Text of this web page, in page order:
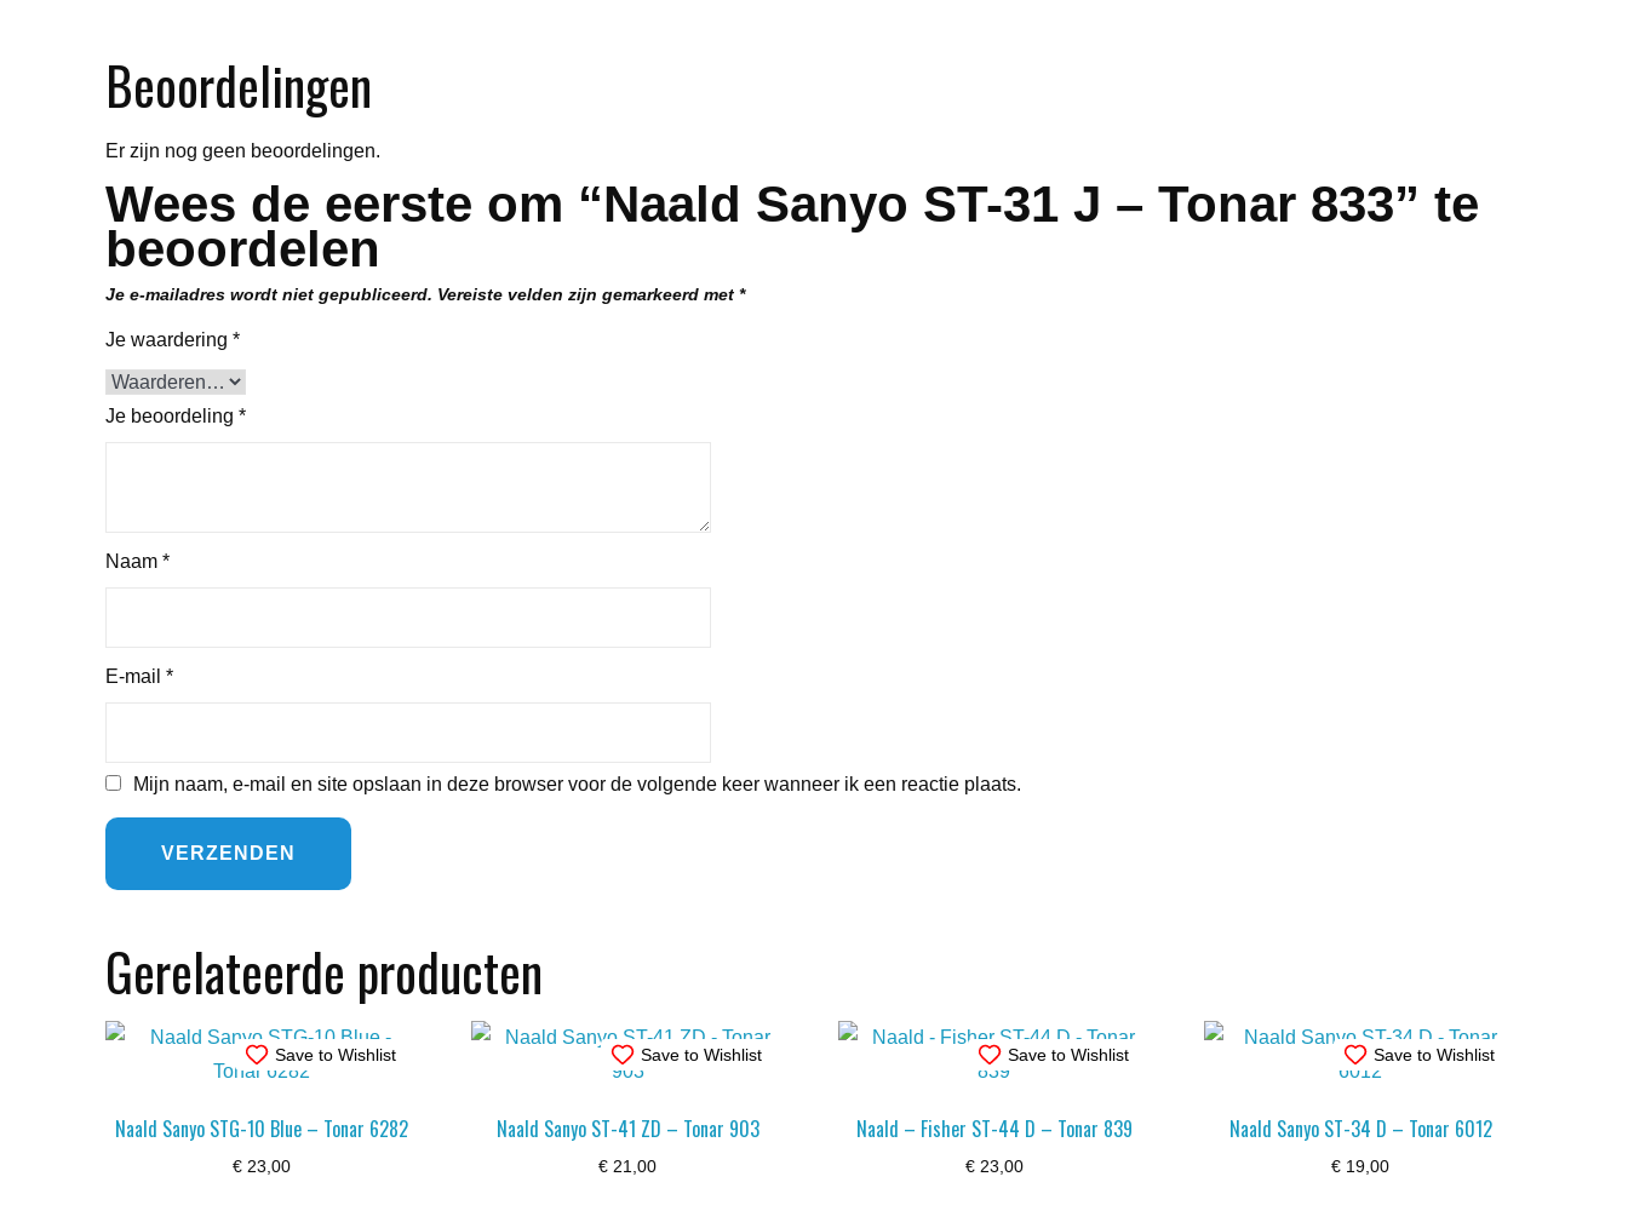
Beoordelingen
Er zijn nog geen beoordelingen.
Wees de eerste om “Naald Sanyo ST-31 J – Tonar 833” te
beoordelen
Je e-mailadres wordt niet gepubliceerd. Vereiste velden zijn gemarkeerd met *
Je waardering *
Je beoordeling *
Naam *
E-mail *
Mijn naam, e-mail en site opslaan in deze browser voor de volgende keer wanneer ik een reactie plaats.
Gerelateerde producten
Save to Wishlist
Naald Sanyo STG-10 Blue – Tonar 6282
€23,00
Save to Wishlist
Naald Sanyo ST-41 ZD – Tonar 903
€ 21,00
Save to Wishlist
Naald – Fisher ST-44 D – Tonar 839
€23,00
Save to Wishlist
Naald Sanyo ST-34 D – Tonar 6012
€ 19,00